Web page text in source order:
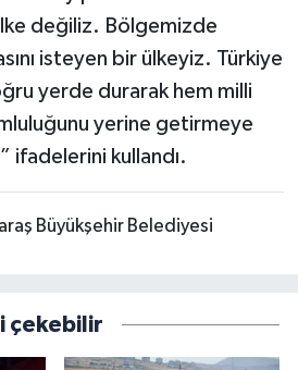
değiliz. Bölgemizde
isteyen bir ülkeyiz. Türkiye
yerde durarak hem milli
yerine getirmeye
ifadelerini kullandı.
Büyükşehir Belediyesi
çekebilir